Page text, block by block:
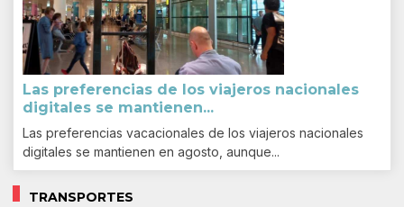
Las preferencias de los viajeros nacionales
digitales se mantienen...
Las preferencias vacacionales de los viajeros nacionales
digitales se mantienen en agosto, aunque...
TRANSPORTES